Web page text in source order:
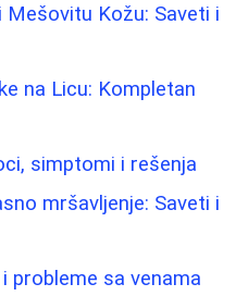
Kožu: Saveti i
na Licu: Kompletan
simptomi i rešenja
mršavljenje: Saveti i
probleme sa venama